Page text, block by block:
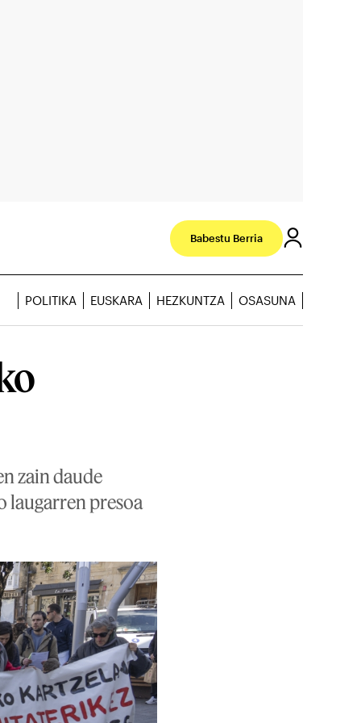
Babestu Berria
POLITIKA EUSKARA HEZKUNTZA OSASUNA
zain daude
laugarren presoa